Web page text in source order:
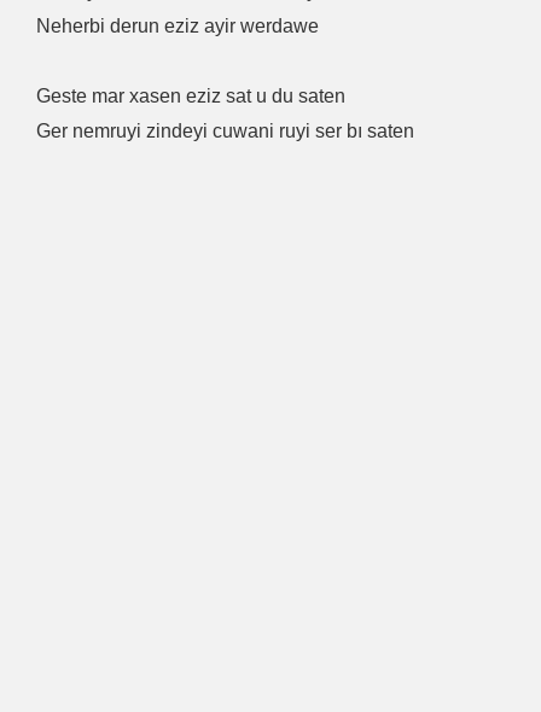
Neherbi derun eziz ayir werdawe
Geste mar xasen eziz sat u du saten
Ger nemruyi zindeyi cuwani ruyi ser bı saten